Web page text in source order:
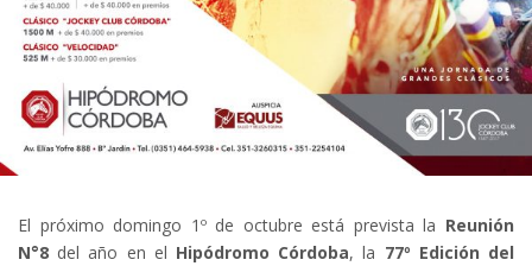
El próximo domingo 1º de octubre está prevista la Reunión
N°8 del año en el Hipódromo Córdoba, la 77º Edición del